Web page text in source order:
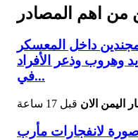
من اهم المصادر
داخل المعسكر
وهروب وذعر الأفراد
في...
اليمن الان قبل 17 ساعة
لانفجارات مأرب